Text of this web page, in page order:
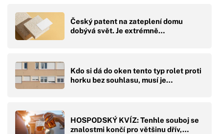
Český patent na zateplení domu
dobývá svět. Je extrémně…
Kdo si dá do oken tento typ rolet proti
horku bez souhlasu, musí je…
HOSPODSKÝ KVÍZ: Tenhle souboj se
znalostmi končí pro většinu dřív,…